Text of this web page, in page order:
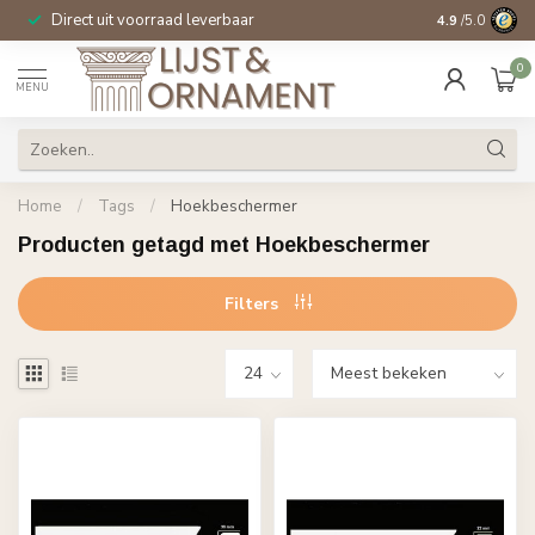
Direct uit voorraad leverbaar 14 dagen
4.9 /5.0
MENU
0
Home / Tags / Hoekbeschermer
Producten getagd met Hoekbeschermer
Filters